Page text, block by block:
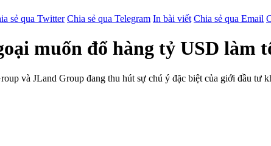
sẻ qua Twitter Chia sẻ qua Telegram In bài viết Chia sẻ qua Email
muốn đổ hàng tỷ USD làm
và JLand Group đang thu hút sự chú ý đặc biệt của giới đầu tư